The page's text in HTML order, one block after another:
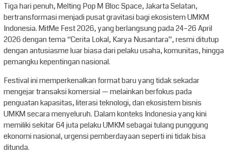
Tiga hari penuh, Melting Pop M Bloc Space, Jakarta Selatan,
bertransformasi menjadi pusat gravitasi bagi ekosistem UMKM
Indonesia. MitMe Fest 2026, yang berlangsung pada 24–26 April
2026 dengan tema “Cerita Lokal, Karya Nusantara”, resmi ditutup
dengan antusiasme luar biasa dari pelaku usaha, komunitas, hingga
pemangku kepentingan nasional.
Festival ini memperkenalkan format baru yang tidak sekadar
mengejar transaksi komersial — melainkan berfokus pada
penguatan kapasitas, literasi teknologi, dan ekosistem bisnis
UMKM secara menyeluruh. Dalam konteks Indonesia yang kini
memiliki sekitar 64 juta pelaku UMKM sebagai tulang punggung
ekonomi nasional, urgensi pemberdayaan seperti ini tidak bisa
ditunda.